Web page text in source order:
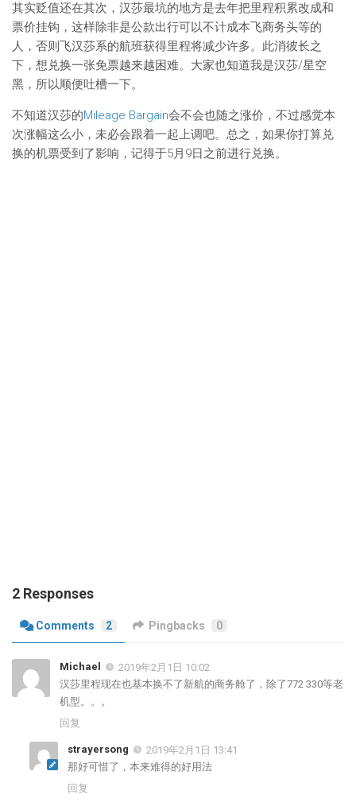
其实贬值还在其次，汉莎最坑的地方是去年把里程积累改成和
票价挂钩，这样除非是公款出行可以不计成本飞商务头等的
人，否则飞汉莎系的航班获得里程将减少许多。此消彼长之
下，想兑换一张免票越来越困难。大家也知道我是汉莎/星空
黑，所以顺便吐槽一下。
不知道汉莎的Mileage Bargain会不会也随之涨价，不过感觉本
次涨幅这么小，未必会跟着一起上调吧。总之，如果你打算兑
换的机票受到了影响，记得于5月9日之前进行兑换。
2 Responses
Comments 2 Pingbacks 0
Michael
2019年2月1日 10:02
汉莎里程现在也基本换不了新航的商务舱了，除了772 330等老
机型。。。
回复
strayersong
2019年2月1日 13:41
那好可惜了，本来难得的好用法
回复